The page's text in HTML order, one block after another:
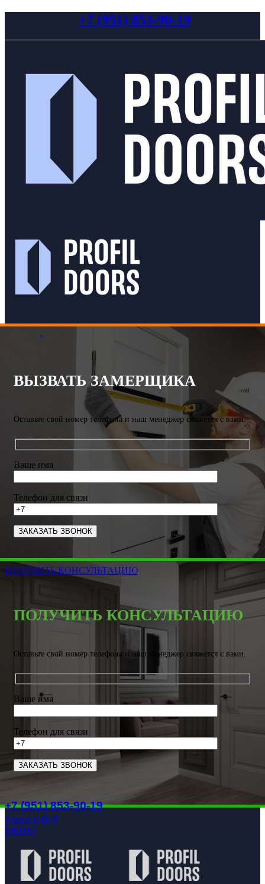
+7 (951) 853-90-19
.
ВЫЗВАТЬ ЗАМЕРЩИКА
Оставьте свой номер телефона и наш менеджер свяжется с вами.
Ваше имя
Телефон для связи
ПОЛУЧИТЬ КОНСУЛЬТАЦИЮ
ПОЛУЧИТЬ КОНСУЛЬТАЦИЮ
Оставьте свой номер телефона и наш менеджер свяжется с вами.
Ваше имя
Телефон для связи
+7 (951) 853-90-19
0 items 0.00 ₽
МЕНЮ